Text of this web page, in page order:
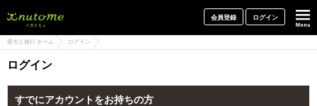
会員登録 ログイン
愛犬と旅行 ホーム ログイン
ログイン
すでにアカウントをお持ちの方